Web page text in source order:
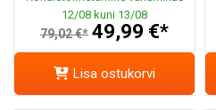
12/08 kuni 13/08
79,02 €* 49,99 €*
Lisa ostukorvi